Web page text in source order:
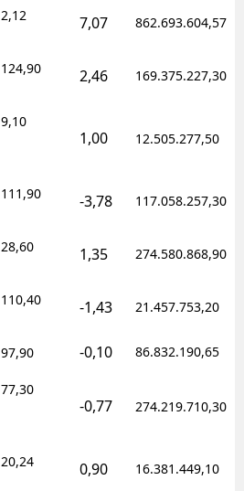
2,12 7,07 862.693.604,57
124,90 2,46 169.375.227,30
9,10
1,00 12.505.277,50
111,90 -3,78 117.058.257,30
28,60 1,35 274.580.868,90
110,40 -1,43 21.457.753,20
97,90 -0,10 86.832.190,65
77,30
-0,77 274.219.710,30
20,24 0,90 16.381.449,10